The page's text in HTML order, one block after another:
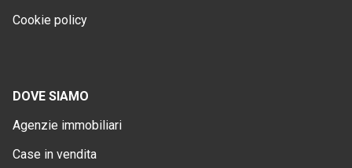
Cookie policy
DOVE SIAMO
Agenzie immobiliari
Case in vendita